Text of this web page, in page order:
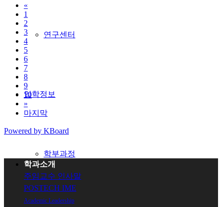
연구센터
입학정보
학부과정
«
1
2
3
4
5
6
7
8
9
10
»
마지막
Powered by KBoard
학과소개
주임교수 인사말
POSTECH IME
Academic Leadership